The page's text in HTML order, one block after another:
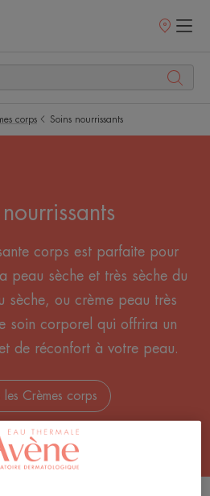
Points
corps Soins nourrissants
corps est parfaite pour
peau sèche et très sèche du
sèche, ou crème peau très
soin corporel qui offrira un
de réconfort à votre peau.
les Crèmes corps